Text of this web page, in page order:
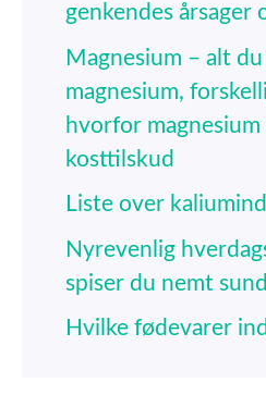
genkendes årsager
Magnesium – alt
magnesium,
hvorfor
kosttilskud
Liste over
Nyrevenlig
spiser du nemt
Hvilke fødevarer